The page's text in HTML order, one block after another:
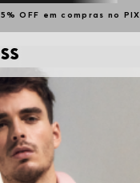
5% OFF em compras no PIX